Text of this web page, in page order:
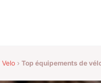
Velo › Top équipements de